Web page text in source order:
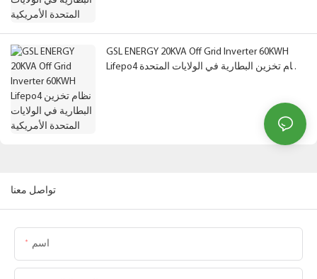
GSL ENERGY 20KVA Off Grid Inverter 60KWH
Lifepo4 نظام تخزين البطارية في الولايات المتحدة
تواصل معنا
اسم